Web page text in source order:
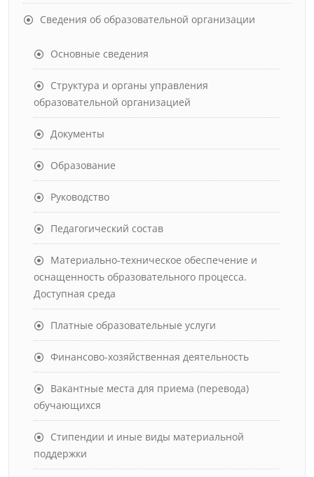
Сведения об образовательной организации
Основные сведения
Структура и органы управления
образовательной организацией
Документы
Образование
Руководство
Педагогический состав
Материально-техническое обеспечение и
оснащенность образовательного процесса.
Доступная среда
Платные образовательные услуги
Финансово-хозяйственная деятельность
Вакантные места для приема (перевода)
обучающихся
Стипендии и иные виды материальной
поддержки